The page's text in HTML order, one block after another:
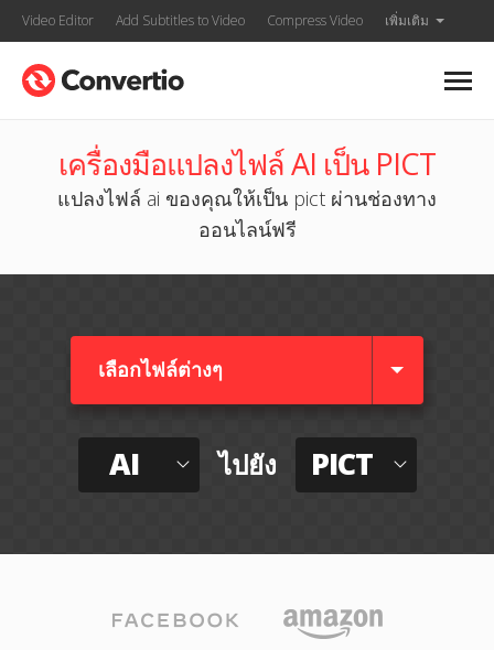
Video Editor Add Subtitles to Video Compress Video เพิ่มเติม
เครื่องมือแปลงไฟล์ AI เป็น PICT
แปลงไฟล์ ai ของคุณให้เป็น pict ผ่านช่องทาง
ออนไลน์ฟรี
เลือกไฟล์ต่างๆ​
AI ไปยัง PICT